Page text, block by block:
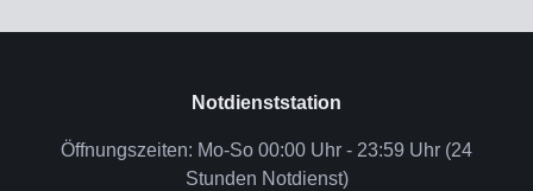
Notdienststation
Öffnungszeiten: Mo-So 00:00 Uhr - 23:59 Uhr (24
Stunden Notdienst)